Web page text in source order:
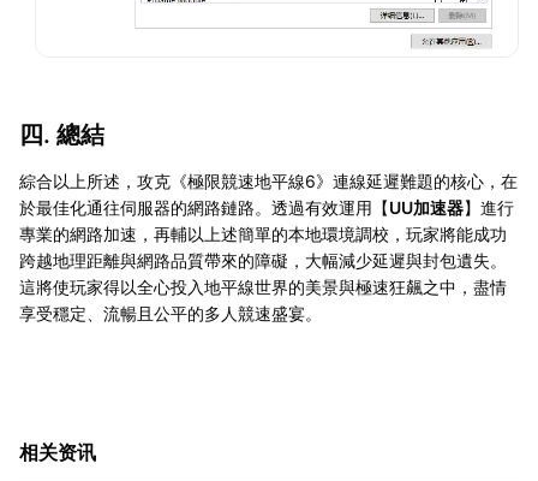
四. 總結
綜合以上所述，攻克《極限競速地平線6》連線延遲難題的核心，在
於最佳化通往伺服器的網路鏈路。透過有效運用【UU加速器】進行
專業的網路加速，再輔以上述簡單的本地環境調校，玩家將能成功
跨越地理距離與網路品質帶來的障礙，大幅減少延遲與封包遺失。
這將使玩家得以全心投入地平線世界的美景與極速狂飆之中，盡情
享受穩定、流暢且公平的多人競速盛宴。
相关资讯